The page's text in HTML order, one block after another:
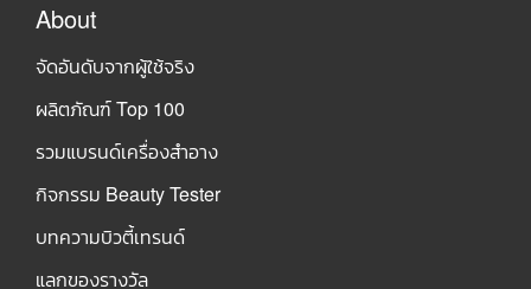
About
จัดอันดับจากผู้ใช้จริง
ผลิตภัณฑ์ Top 100
รวมแบรนด์เครื่องสำอาง
กิจกรรม Beauty Tester
บทความบิวตี้เทรนด์
แลกของรางวัล